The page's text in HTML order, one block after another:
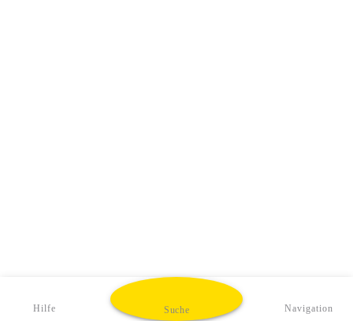
Hilfe Suche Navigation